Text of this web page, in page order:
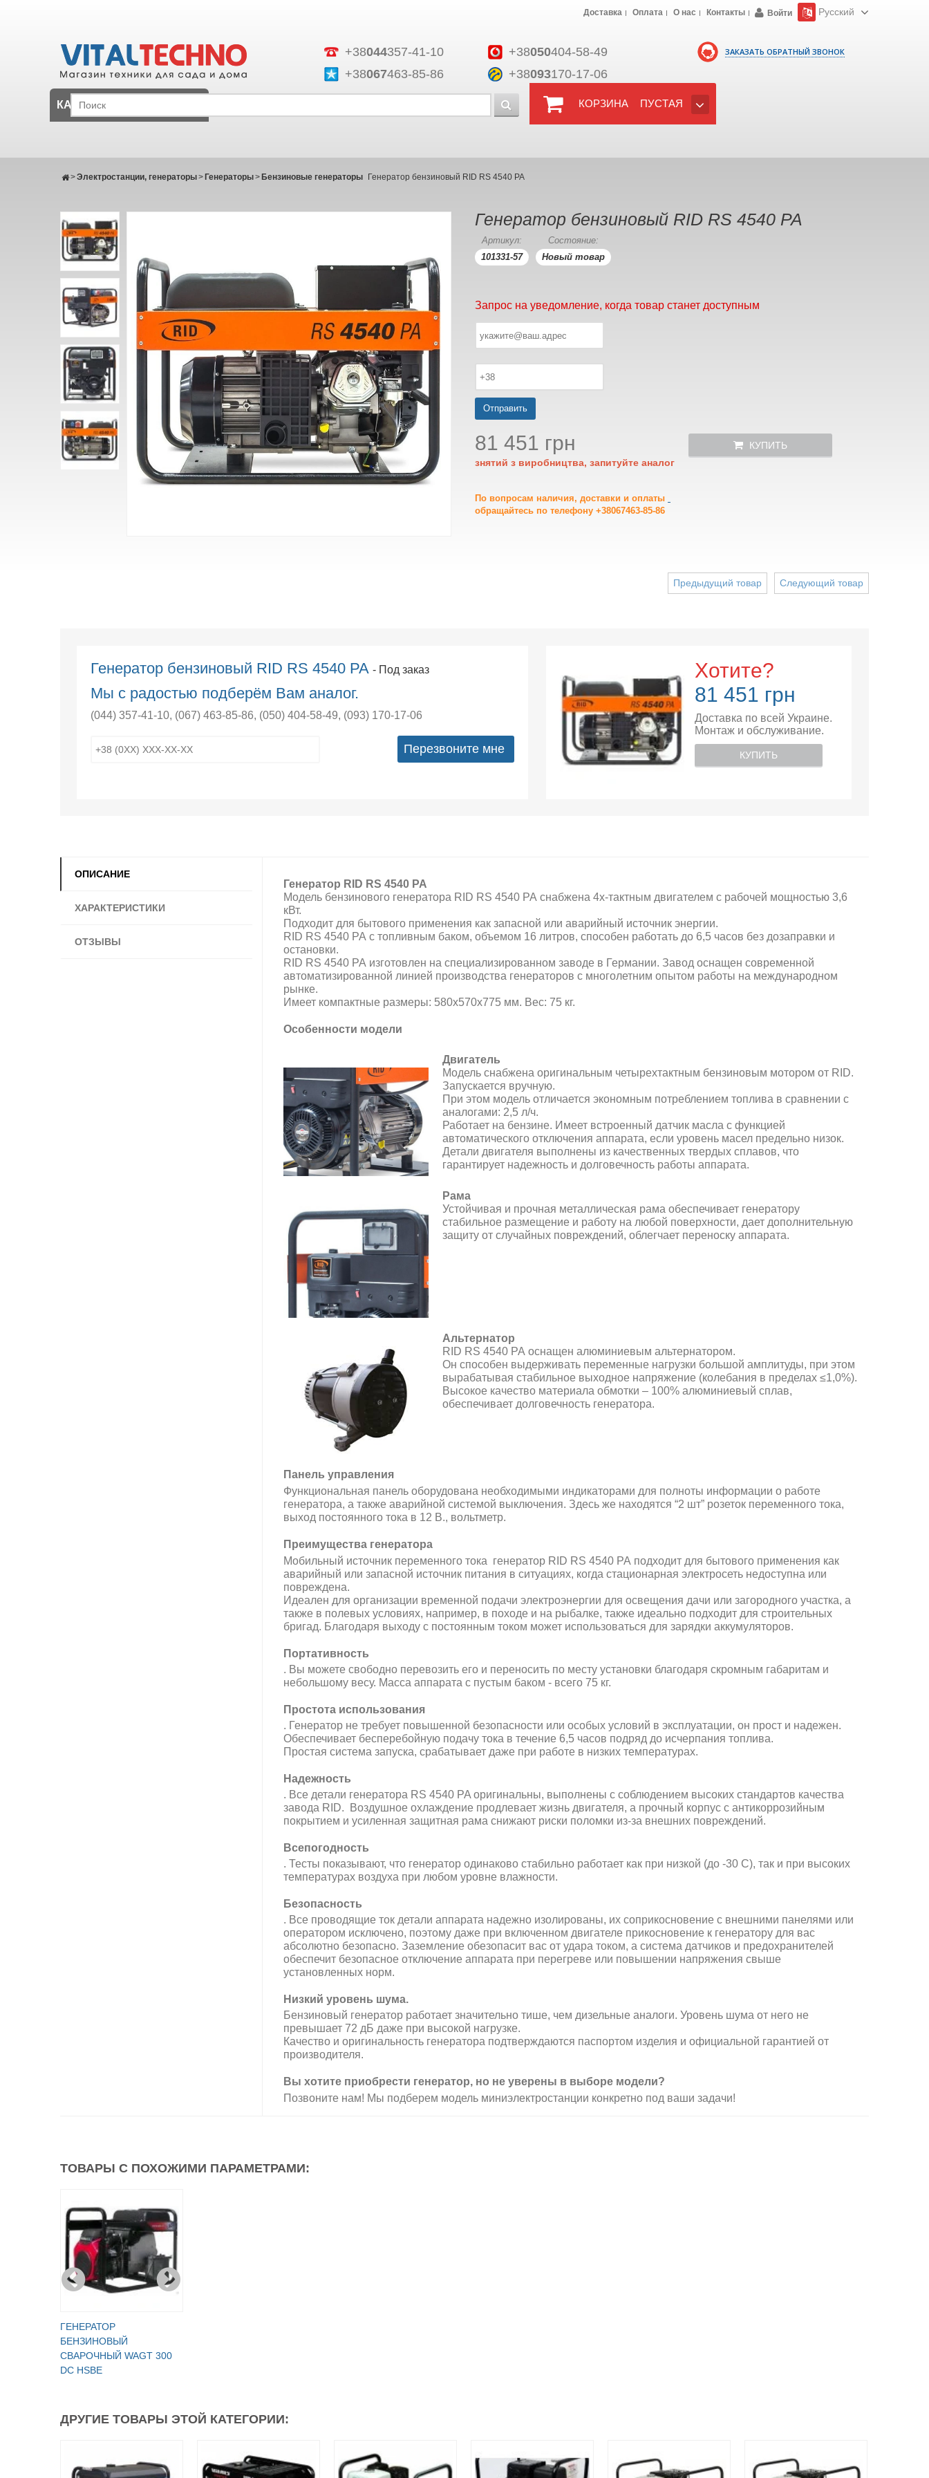
ЗАКАЗАТЬ ОБРАТНЫЙ ЗВОНОК
+38044357-41-10 +38050404-58-49
+38067463-85-86 +38093170-17-06
Доставка Оплата О нас Контакты Войти Русский
КОРЗИНА ПУСТАЯ
КАТАЛОГ
Электростанции, генераторы
> Генераторы
> Бензиновые генераторы
> Генератор бензиновый RID RS 4540 PA
Генератор бензиновый RID RS 4540 PA
Артикул:
101331-57
Состояние:
Новый товар
Запрос на уведомление, когда товар станет доступным
Отправить
81 451 грн
знятий з виробництва, запитуйте аналог
КУПИТЬ
По вопросам наличия, доставки и оплаты
обращайтесь по телефону +38067463-85-86
Следующий товар
Предыдущий товар
Генератор бензиновый RID RS 4540 PA- Под заказ
Мы с радостью подберём Вам аналог.
(044) 357-41-10, (067) 463-85-86, (050) 404-58-49, (093) 170-17-06
Перезвоните мне
Хотите?
81 451 грн
Доставка по всей Украине.
Монтаж и обслуживание.
КУПИТЬ
ОПИСАНИЕ
ХАРАКТЕРИСТИКИ
ОТЗЫВЫ
Генератор RID RS 4540 PA
Модель бензинового генератора RID RS 4540 PA снабжена 4х-тактным двигателем с рабочей мощностью 3,6
кВт.
Подходит для бытового применения как запасной или аварийный источник энергии.
RID RS 4540 PA с топливным баком, объемом 16 литров, способен работать до 6,5 часов без дозаправки и
остановки.
RID RS 4540 PA изготовлен на специализированном заводе в Германии. Завод оснащен современной
автоматизированной линией производства генераторов с многолетним опытом работы на международном
рынке.
Имеет компактные размеры: 580х570х775 мм. Вес: 75 кг.
Особенности модели
Двигатель
Модель снабжена оригинальным четырехтактным бензиновым мотором от RID.
Запускается вручную.
При этом модель отличается экономным потреблением топлива в сравнении с
аналогами: 2,5 л/ч.
Работает на бензине. Имеет встроенный датчик масла с функцией
автоматического отключения аппарата, если уровень масел предельно низок.
Детали двигателя выполнены из качественных твердых сплавов, что
гарантирует надежность и долговечность работы аппарата.
Рама
Устойчивая и прочная металлическая рама обеспечивает генератору
стабильное размещение и работу на любой поверхности, дает дополнительную
защиту от случайных повреждений, облегчает переноску аппарата.
Альтернатор
RID RS 4540 PA оснащен алюминиевым альтернатором.
Он способен выдерживать переменные нагрузки большой амплитуды, при этом
вырабатывая стабильное выходное напряжение (колебания в пределах ≤1,0%).
Высокое качество материала обмотки – 100% алюминиевый сплав,
обеспечивает долговечность генератора.
Панель управления
Функциональная панель оборудована необходимыми индикаторами для полноты информации о работе
генератора, а также аварийной системой выключения. Здесь же находятся “2 шт” розеток переменного тока,
выход постоянного тока в 12 В., вольтметр.
Преимущества генератора
Мобильный источник переменного тока генератор RID RS 4540 PA подходит для бытового применения как
аварийный или запасной источник питания в ситуациях, когда стационарная электросеть недоступна или
повреждена.
Идеален для организации временной подачи электроэнергии для освещения дачи или загородного участка, а
также в полевых условиях, например, в походе и на рыбалке, также идеально подходит для строительных
бригад. Благодаря выходу с постоянным током может использоваться для зарядки аккумуляторов.
Портативность
. Вы можете свободно перевозить его и переносить по месту установки благодаря скромным габаритам и
небольшому весу. Масса аппарата с пустым баком - всего 75 кг.
Простота использования
. Генератор не требует повышенной безопасности или особых условий в эксплуатации, он прост и надежен.
Обеспечивает бесперебойную подачу тока в течение 6,5 часов подряд до исчерпания топлива.
Простая система запуска, срабатывает даже при работе в низких температурах.
Надежность
. Все детали генератора RS 4540 PA оригинальны, выполнены с соблюдением высоких стандартов качества
завода RID. Воздушное охлаждение продлевает жизнь двигателя, а прочный корпус с антикоррозийным
покрытием и усиленная защитная рама снижают риски поломки из-за внешних повреждений.
Всепогодность
. Тесты показывают, что генератор одинаково стабильно работает как при низкой (до -30 С), так и при высоких
температурах воздуха при любом уровне влажности.
Безопасность
. Все проводящие ток детали аппарата надежно изолированы, их соприкосновение с внешними панелями или
оператором исключено, поэтому даже при включенном двигателе прикосновение к генератору для вас
абсолютно безопасно. Заземление обезопасит вас от удара током, а система датчиков и предохранителей
обеспечит безопасное отключение аппарата при перегреве или повышении напряжения свыше
установленных норм.
Низкий уровень шума.
Бензиновый генератор работает значительно тише, чем дизельные аналоги. Уровень шума от него не
превышает 72 дБ даже при высокой нагрузке.
Качество и оригинальность генератора подтверждаются паспортом изделия и официальной гарантией от
производителя.
Вы хотите приобрести генератор, но не уверены в выборе модели?
Позвоните нам! Мы подберем модель миниэлектростанции конкретно под ваши задачи!
ТОВАРЫ С ПОХОЖИМИ ПАРАМЕТРАМИ:
ГЕНЕРАТОР
БЕНЗИНОВЫЙ
СВАРОЧНЫЙ WAGT 300
DC HSBE
ДРУГИЕ ТОВАРЫ ЭТОЙ КАТЕГОРИИ: